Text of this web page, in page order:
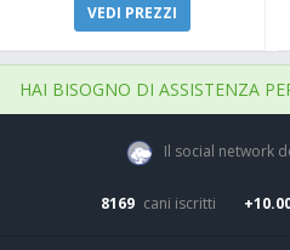
VEDI PREZZI
HAI BISOGNO DI ASSISTENZA
Il social network
8169 cani iscritti